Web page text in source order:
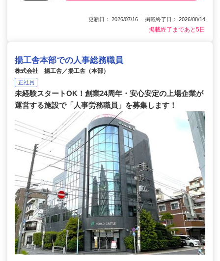
更新日： 2026/07/16 掲載終了日： 2026/08/14
掲載終了まであと5日
揚工舎本部での人事総務職員
株式会社 揚工舎／揚工舎（本部）
正社員
未経験スタートOK！創業24周年・安心安定の上場企業が
運営する施設で「人事労務職員」を募集します！